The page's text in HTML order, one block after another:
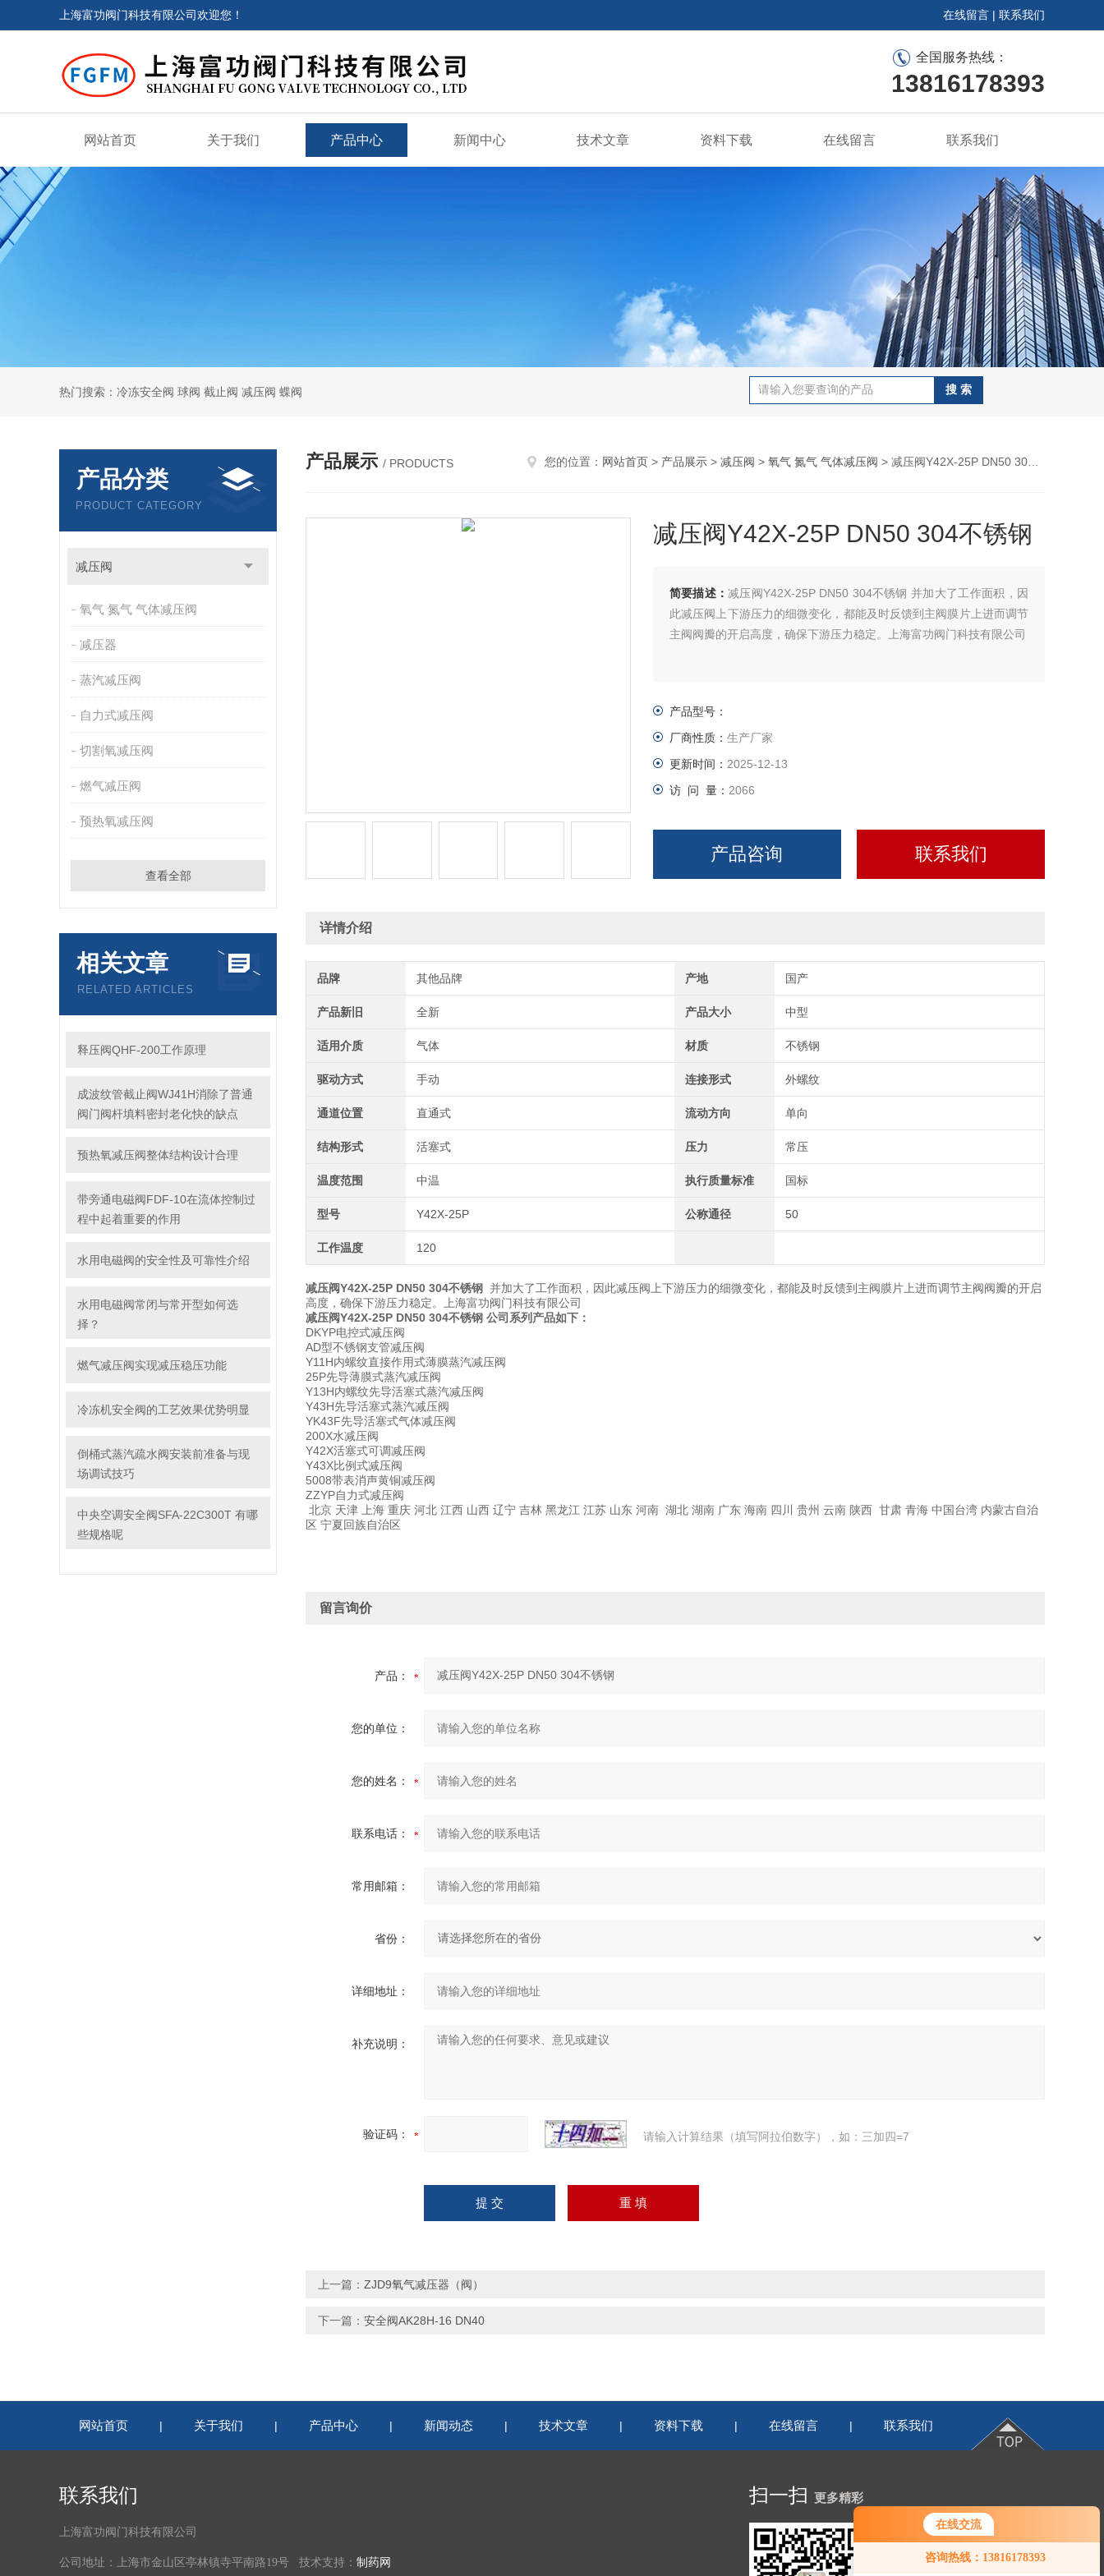
在线交流
咨询热线：13816178393
上海富功阀门科技有限公司欢迎您！ 在线留言 | 联系我们
全国服务热线：
13816178393
网站首页 关于我们 产品中心 新闻中心 技术文章 资料下载 在线留言 联系我们
热门搜索：冷冻安全阀 球阀 截止阀 减压阀 蝶阀
产品分类
PRODUCT CATEGORY
减压阀
氧气 氮气 气体减压阀
减压器
蒸汽减压阀
自力式减压阀
切割氧减压阀
燃气减压阀
预热氧减压阀
查看全部
相关文章
RELATED ARTICLES
释压阀QHF-200工作原理
成波纹管截止阀WJ41H消除了普通
阀门阀杆填料密封老化快的缺点
预热氧减压阀整体结构设计合理
带旁通电磁阀FDF-10在流体控制过
程中起着重要的作用
水用电磁阀的安全性及可靠性介绍
水用电磁阀常闭与常开型如何选
择？
燃气减压阀实现减压稳压功能
冷冻机安全阀的工艺效果优势明显
倒桶式蒸汽疏水阀安装前准备与现
场调试技巧
中央空调安全阀SFA-22C300T 有哪
些规格呢
产品展示 / PRODUCTS 您的位置： 网站首页 > 产品展示 > 减压阀 > 氧气 氮气 气体减压阀 > 减压阀Y42X-25P DN50 304不锈钢
减压阀Y42X-25P DN50 304不锈钢
简要描述： 减压阀Y42X-25P DN50 304不锈钢 并加大了工作面积，因
此减压阀上下游压力的细微变化，都能及时反馈到主阀膜片上进而调节
主阀阀瓣的开启高度，确保下游压力稳定。上海富功阀门科技有限公司
产品型号：
厂商性质： 生产厂家
更新时间： 2025-12-13
访 问 量： 2066
产品咨询 联系我们
详情介绍
品牌 其他品牌 产地 国产
产品新旧 全新 产品大小 中型
适用介质 气体 材质 不锈钢
驱动方式 手动 连接形式 外螺纹
通道位置 直通式 流动方向 单向
结构形式 活塞式 压力 常压
温度范围 中温 执行质量标准 国标
型号 Y42X-25P 公称通径 50
工作温度 120
减压阀Y42X-25P DN50 304不锈钢 并加大了工作面积，因此减压阀上下游压力的细微变化，都能及时反馈到主阀膜片上进而调节主阀阀瓣的开启
高度，确保下游压力稳定。上海富功阀门科技有限公司
减压阀Y42X-25P DN50 304不锈钢 公司系列产品如下：
DKYP电控式减压阀
AD型不锈钢支管减压阀
Y11H内螺纹直接作用式薄膜蒸汽减压阀
25P先导薄膜式蒸汽减压阀
Y13H内螺纹先导活塞式蒸汽减压阀
Y43H先导活塞式蒸汽减压阀
YK43F先导活塞式气体减压阀
200X水减压阀
Y42X活塞式可调减压阀
Y43X比例式减压阀
5008带表消声黄铜减压阀
ZZYP自力式减压阀
北京 天津 上海 重庆 河北 江西 山西 辽宁 吉林 黑龙江 江苏 山东 河南 湖北 湖南 广东 海南 四川 贵州 云南 陕西 甘肃 青海 中国台湾 内蒙古自治
区 宁夏回族自治区
留言询价
产品：
您的单位：
您的姓名：
联系电话：
常用邮箱：
省份：
详细地址：
补充说明：
验证码： 请输入计算结果（填写阿拉伯数字），如：三加四=7
上一篇： ZJD9氧气减压器（阀）
下一篇： 安全阀AK28H-16 DN40
网站首页 | 关于我们 | 产品中心 | 新闻动态 | 技术文章 | 资料下载 | 在线留言 | 联系我们
联系我们
上海富功阀门科技有限公司
公司地址：上海市金山区亭林镇寺平南路19号 技术支持： 制药网
扫一扫 更多精彩